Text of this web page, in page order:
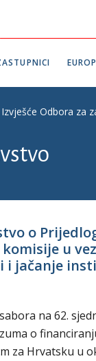
Izvješće Odbora za
o
u
jačanje
na 62.
o
za Hrvatsku u